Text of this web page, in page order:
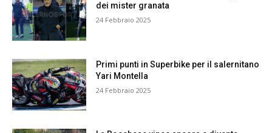
dei mister granata
24 Febbraio 2025
Primi punti in Superbike per il salernitano
Yari Montella
24 Febbraio 2025